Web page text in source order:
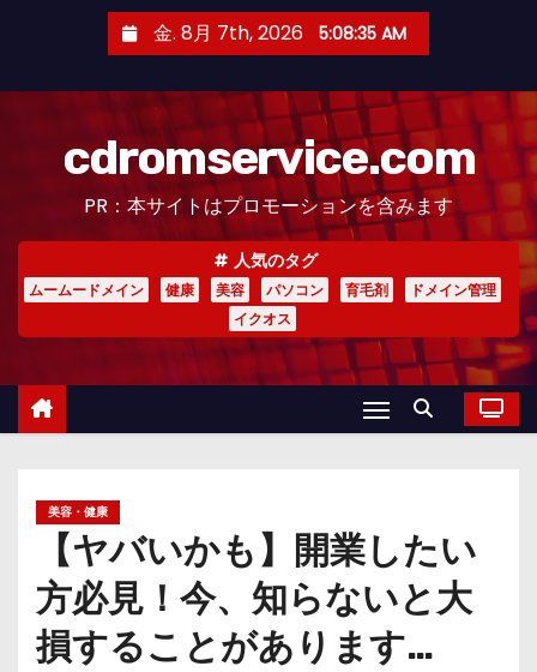
金. 8月 7th, 2026 5:08:36 AM
cdromservice.com
PR：本サイトはプロモーションを含みます
人気のタグ
ムームードメイン 健康 美容 パソコン 育毛剤
ドメイン管理
イクオス
美容・健康
【ヤバいかも】開業したい
方必見！今、知らないと大
損することがあります…